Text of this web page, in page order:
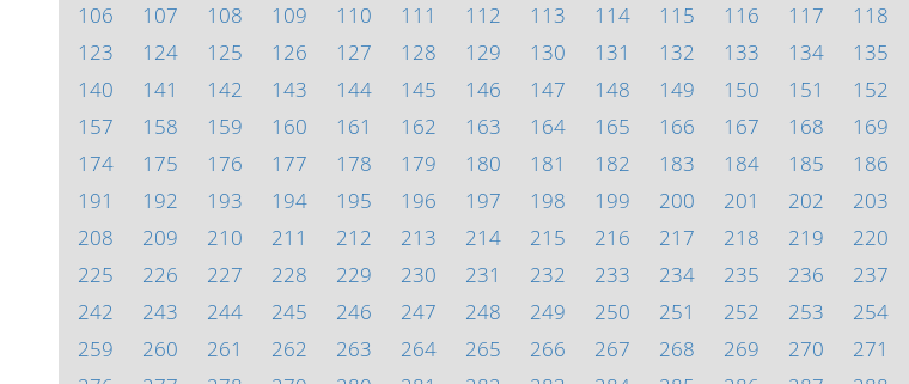
106
107 108 109 110 111 112 113 114 115 116 117 118
123
124 125 126 127 128 129 130 131 132 133 134 135
140
141 142 143 144 145 146 147 148 149 150 151 152
157
158 159 160 161 162 163 164 165 166 167 168 169
174
175 176 177 178 179 180 181 182 183 184 185 186
191
192 193 194 195 196 197 198 199 200 201 202 203
208
209 210 211 212 213 214 215 216 217 218 219 220
225
226 227 228 229 230 231 232 233 234 235 236 237
242
243 244 245 246 247 248 249 250 251 252 253 254
259
260 261 262 263 264 265 266 267 268 269 270 271